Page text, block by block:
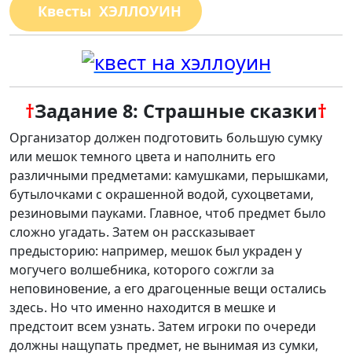
Квесты ХЭЛЛОУИН
†Задание 8: Страшные сказки†
Организатор должен подготовить большую сумку
или мешок темного цвета и наполнить его
различными предметами: камушками, перышками,
бутылочками с окрашенной водой, сухоцветами,
резиновыми пауками. Главное, чтоб предмет было
сложно угадать. Затем он рассказывает
предысторию: например, мешок был украден у
могучего волшебника, которого сожгли за
неповиновение, а его драгоценные вещи остались
здесь. Но что именно находится в мешке и
предстоит всем узнать. Затем игроки по очереди
должны нащупать предмет, не вынимая из сумки,